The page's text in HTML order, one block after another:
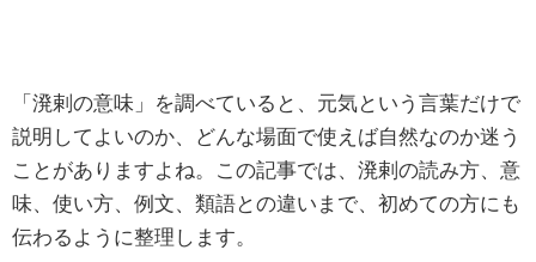
「溌剌の意味」を調べていると、元気という言葉だけで
説明してよいのか、どんな場面で使えば自然なのか迷う
ことがありますよね。この記事では、溌剌の読み方、意
味、使い方、例文、類語との違いまで、初めての方にも
伝わるように整理します。